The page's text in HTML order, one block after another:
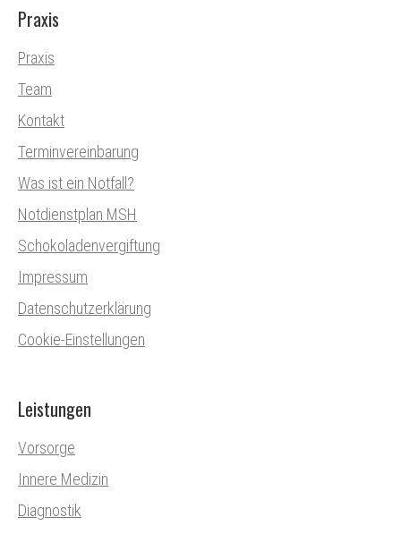
Praxis
Praxis
Team
Kontakt
Terminvereinbarung
Was ist ein Notfall?
Notdienstplan MSH
Schokoladenvergiftung
Impressum
Datenschutzerklärung
Cookie-Einstellungen
Leistungen
Vorsorge
Innere Medizin
Diagnostik